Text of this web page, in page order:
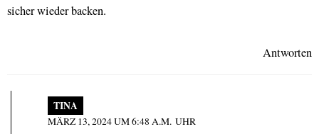
sicher wieder backen.
Antworten
TINA
MÄRZ 13, 2024 UM 6:48 A.M. UHR